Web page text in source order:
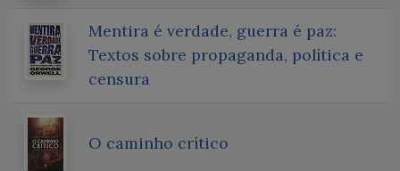
Mentira é verdade, guerra é paz:
Textos sobre propaganda, política e
censura
O caminho crítico